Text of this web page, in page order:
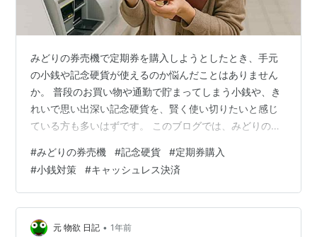
みどりの券売機で定期券を購入しようとしたとき、手元
の小銭や記念硬貨が使えるのか悩んだことはありません
か。 普段のお買い物や通勤で貯まってしまう小銭や、き
れいで思い出深い記念硬貨を、賢く使い切りたいと感じ
ている方も多いはずです。 このブログでは、みどりの券
応状況、使えなかったときの対処法までやさしくご紹介
しています。 駅員窓口や銀行での対応、日々の生活での
上手な小銭の消費アイデア、さらにはキャッシュレス決
済の最新事情まで、初心者の方でもすぐに実践できるヒ
ントが満載です。 日々のお金の管理やストレスを少しで
#みどりの券売機 #記念硬貨 #定期券購入
#小銭対策 #キャッシュレス決済
元 物欲 日記 • 1年前